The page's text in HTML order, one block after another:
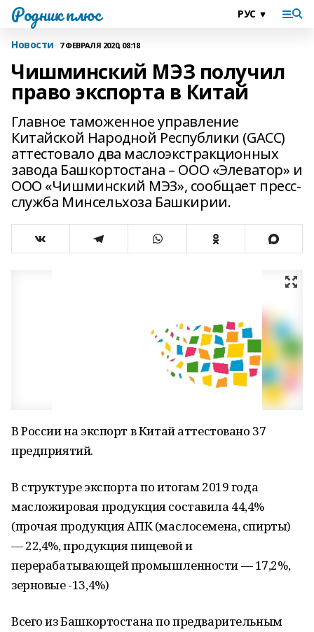
Родник плюс
Новости 7 ФЕВРАЛЯ 2020, 08:18
Чишминский МЭЗ получил
право экспорта в Китай
Главное таможенное управление
Китайской Народной Республики (GACC)
аттестовало два маслоэкстракционных
завода Башкортостана – ООО «Элеватор» и
ООО «Чишминский МЭЗ», сообщает пресс-
служба Минсельхоза Башкирии.
В России на экспорт в Китай аттестовано 37
предприятий.
В структуре экспорта по итогам 2019 года
масложировая продукция составила 44,4%
(прочая продукция АПК (маслосемена, спирты)
— 22,4%, продукция пищевой и
перерабатывающей промышленности — 17,2%,
зерновые -13,4%)
Всего из Башкортостана по предварительным